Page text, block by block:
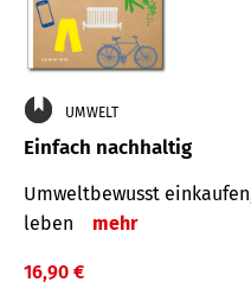
UMWELT
Einfach nachhaltig
Umweltbewusst
leben
mehr
16,90 €